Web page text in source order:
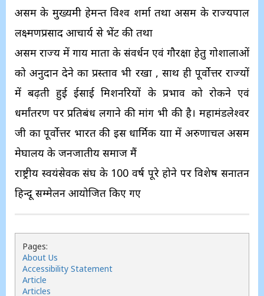
असम के मुख्यमंत्री हेमन्त विश्व शर्मा तथा असम के राज्यपाल
लक्ष्मणप्रसाद आचार्य से भेंट की तथा
असम राज्य में गाय माता के संवर्धन एवं गौरक्षा हेतु गोशालाओं
को अनुदान देने का प्रस्ताव भी रखा , साथ ही पूर्वोत्तर राज्यों
में बढ़ती हुई ईसाई मिशनरियों के प्रभाव को रोकने एवं
धर्मांतरण पर प्रतिबंध लगाने की मांग भी की है। महामंडलेश्वर
जी का पूर्वोत्तर भारत की इस धार्मिक यात्रा में अरुणाचल असम
मेघालय के जनजातीय समाज मैं
राष्ट्रीय स्वयंसेवक संघ के 100 वर्ष पूरे होने पर विशेष सनातन
हिन्दू सम्मेलन आयोजित किए गए
Pages:
About Us
Accessibility Statement
Article
Articles